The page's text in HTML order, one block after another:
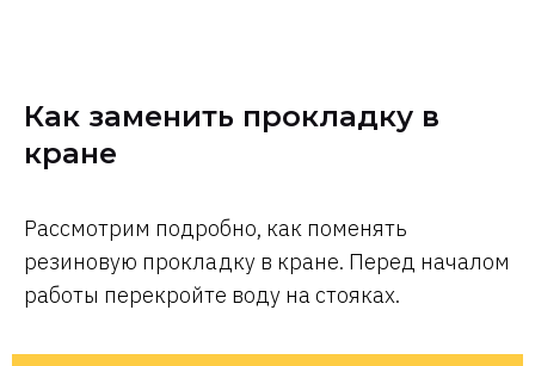
Как заменить прокладку в
кране
Рассмотрим подробно, как поменять
резиновую прокладку в кране. Перед началом
работы перекройте воду на стояках.